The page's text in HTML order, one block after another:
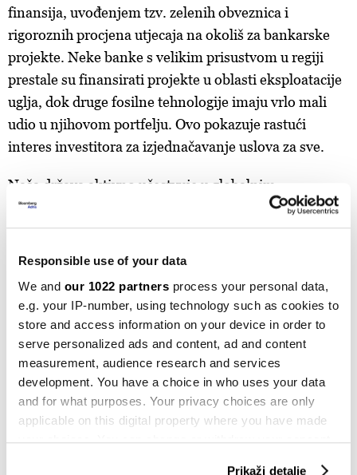
Responsible use of your data
We and our 1022 partners process your personal data,
e.g. your IP-number, using technology such as cookies to
store and access information on your device in order to
serve personalized ads and content, ad and content
measurement, audience research and services
development. You have a choice in who uses your data
and for what purposes. Your privacy choices are only
applicable on this digital property where you have made
your choices. You can change or withdraw your consent
Prikaži detalje
finansija, uvođenjem tzv. zelenih obveznica i
rigoroznih procjena utjecaja na okoliš za bankarske
projekte. Neke banke s velikim prisustvom u regiji
prestale su finansirati projekte u oblasti eksploatacije
uglja, dok druge fosilne tehnologije imaju vrlo mali
udio u njihovom portfelju. Ovo pokazuje rastući
interes investitora za izjednačavanje uslova za sve.
Naša država aktivno učestvuje u globalnim
inicijativama za održivost i odgovorne poslovne
prakse, a implementacija ovih standarda varira od
zemlje do zemlje. Globalni dogovor UN-a (UNGC),
(PRI), Vodeća načela UN-a o poslovanju i ljudskim
pravima (UNGP) i Pariski sporazum igraju ključnu
ulogu u promoviranju održivog razvoja, zaštiti ljudskih
prava i odgovornom korporativnom građanstvu te
rješavanju okolišnih izazova u zemlji.
Od 193 države članice UN-a koje su prihvatile Agendu
za održivi razvoj do 2030, u periodu ovog istraživanja
Srbija je najviše rangirana država i zauzima 35.